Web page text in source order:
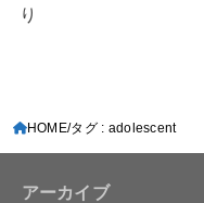
り
HOME タグ : adolescent
アーカイブ